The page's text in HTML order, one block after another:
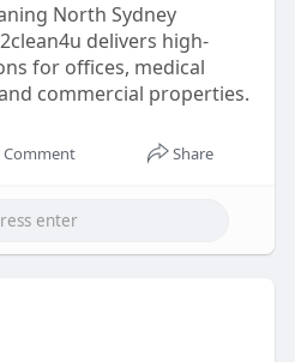
North Sydney
delivers high-
for offices, medical
commercial properties.
17436....27/Professional-
Comment Share